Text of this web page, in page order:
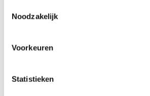
Noodzakelijk
Voorkeuren
Statistiekencursus. Dit zit zo leuk in